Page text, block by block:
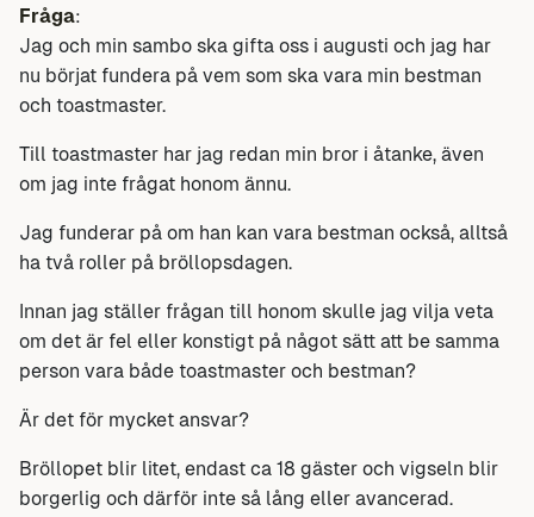
Fråga:
Jag och min sambo ska gifta oss i augusti och jag har
nu börjat fundera på vem som ska vara min bestman
och toastmaster.
Till toastmaster har jag redan min bror i åtanke, även
om jag inte frågat honom ännu.
Jag funderar på om han kan vara bestman också, alltså
ha två roller på bröllopsdagen.
Innan jag ställer frågan till honom skulle jag vilja veta
om det är fel eller konstigt på något sätt att be samma
person vara både toastmaster och bestman?
Är det för mycket ansvar?
Bröllopet blir litet, endast ca 18 gäster och vigseln blir
borgerlig och därför inte så lång eller avancerad.